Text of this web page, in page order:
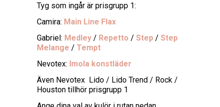
Tyg som ingår är prisgrupp 1:
Camira: Main Line Flax
Gabriel: Medley / Repetto / Step / Step
Melange / Tempt
Nevotex: Imola konstläder
Även Nevotex Lido / Lido Trend / Rock /
Houston tillhör prisgrupp 1